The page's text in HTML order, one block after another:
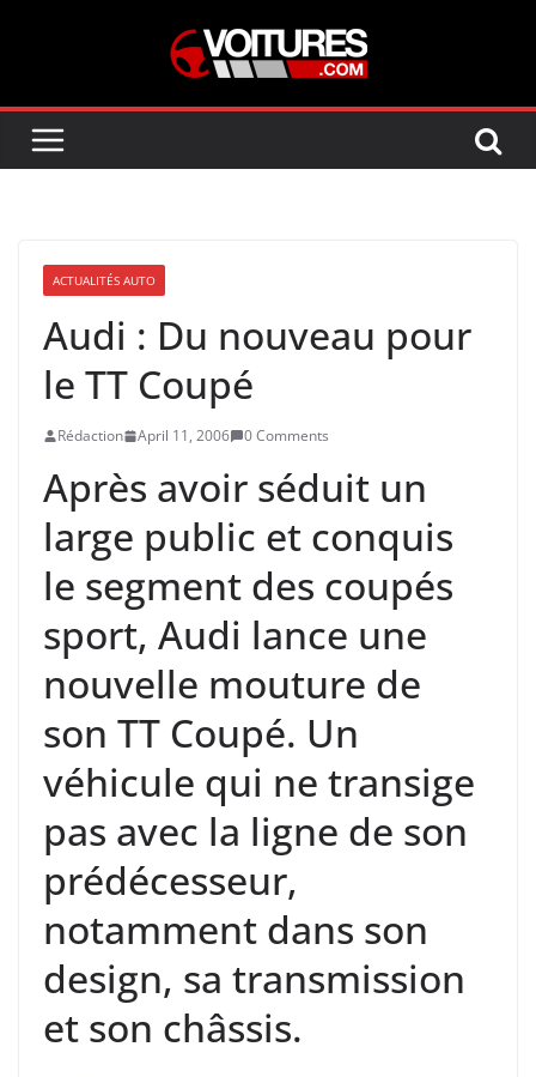
ACTUALITÉS AUTO
Audi : Du nouveau pour
le TT Coupé
Rédaction April 11, 2006 0 Comments
Après avoir séduit un
large public et conquis
le segment des coupés
sport, Audi lance une
nouvelle mouture de
son TT Coupé. Un
véhicule qui ne transige
pas avec la ligne de son
prédécesseur,
notamment dans son
design, sa transmission
et son châssis.